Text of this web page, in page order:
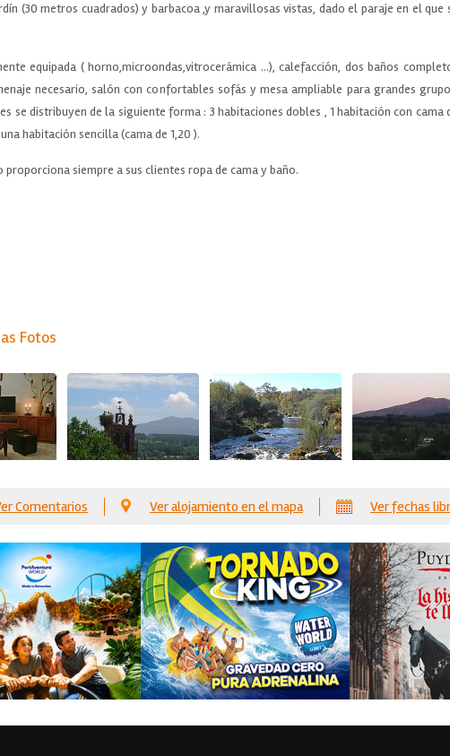
(30 metros cuadrados) y barbacoa ,y maravillosas vistas, dado el paraje en el que
equipada ( horno,microondas,vitrocerámica ...), calefacción, dos baños
necesario, salón con confortables sofás y mesa ampliable para grandes
se distribuyen de la siguiente forma : 3 habitaciones dobles , 1 habitación con cama
habitación sencilla (cama de 1,20 ).
proporciona siempre a sus clientes ropa de cama y baño.
Fotos
Comentarios Ver alojamiento en el mapa Ver fechas